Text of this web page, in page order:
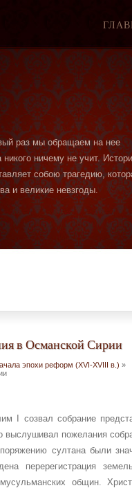
раз мы обращаем на нее
ничему не учит.
собою трагедию,
и великие невзгоды.
в Османской Сирии
эпохи реформ (XVI-XVIII в.) »
I созвал собрание
выслушивал пожелания
султана были
перерегистрация
общин.